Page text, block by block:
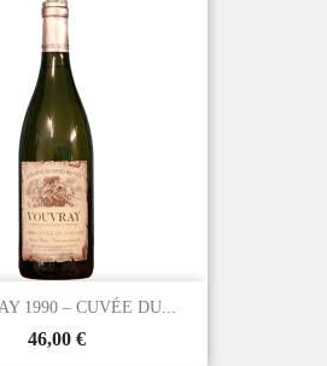
1990 – CUVÉE DU...
Prix
46,00 €